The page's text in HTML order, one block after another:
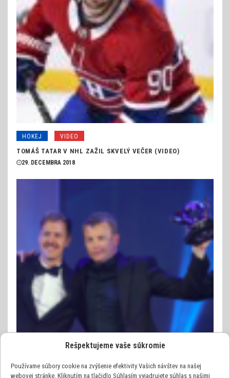
Rešpektujeme vaše súkromie
Používame súbory cookie na zvýšenie efektivity Vašich návštev na našej
webovej stránke. Kliknutím na tlačidlo Súhlasím vyjadrujete súhlas s našimi
HOKEJ VIDEO
TOMÁŠ TATAR V NHL ZAŽIL SKVELÝ VEČER (VIDEO)
29. DECEMBRA 2018